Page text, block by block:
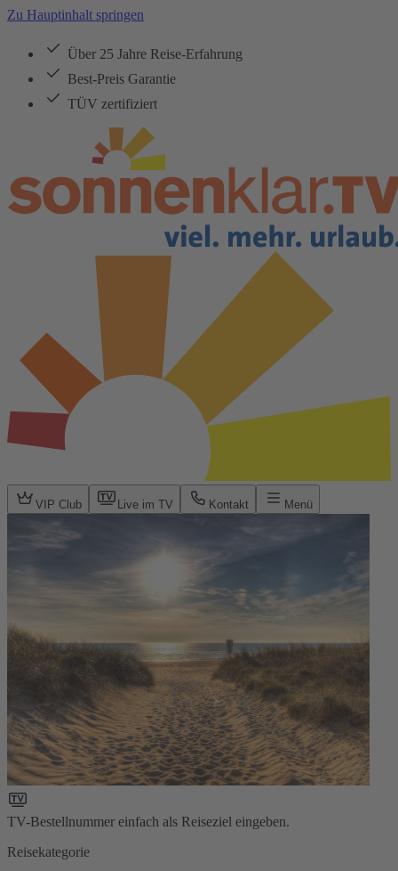
Zu Hauptinhalt springen
Über 25 Jahre Reise-Erfahrung
Best-Preis Garantie
TÜV zertifiziert
VIP Club Live im TV Kontakt Menü
TV-Bestellnummer einfach als Reiseziel eingeben.
Reisekategorie